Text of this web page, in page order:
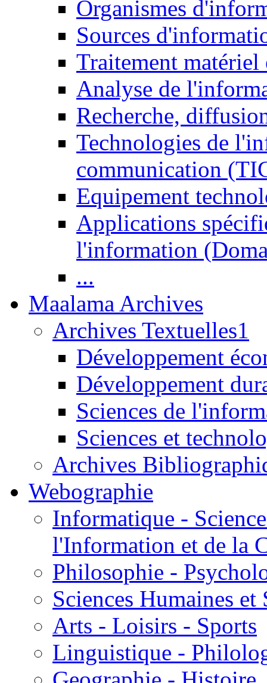
Organismes
Sources
Traitement matériel
Analyse de
Recherche,
Technologies de
communication
Equipement
Applications
l'information
...
Maalama Archives
Archives Textuelles1
Développement
Développement
Sciences de
Sciences et
Archives
Webographie
Informatique -
l'Information et de la
Philosophie -
Sciences Humaines et
Arts - Loisirs - Sports
Linguistique -